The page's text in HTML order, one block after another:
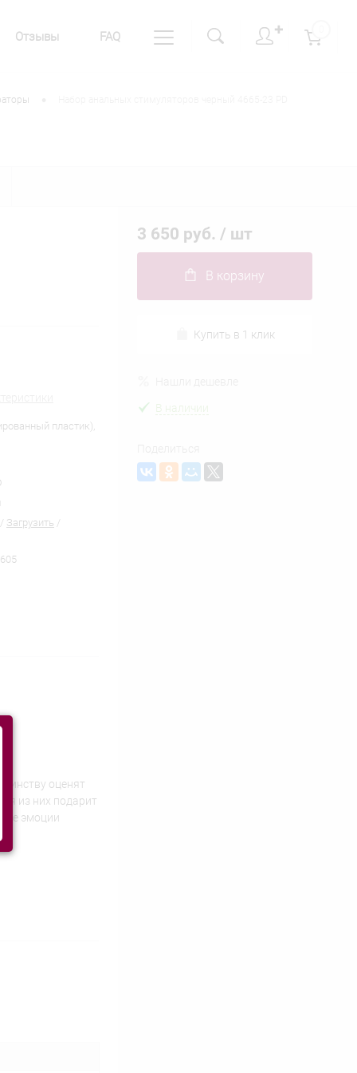
Отзывы FAQ
✚
пластик),
/ Загрузить /
оценят
из них подарит
эмоции
3 650 руб. / шт
В корзину
Купить в 1 клик
В наличии